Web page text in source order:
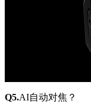
Q5.AI自动对焦？